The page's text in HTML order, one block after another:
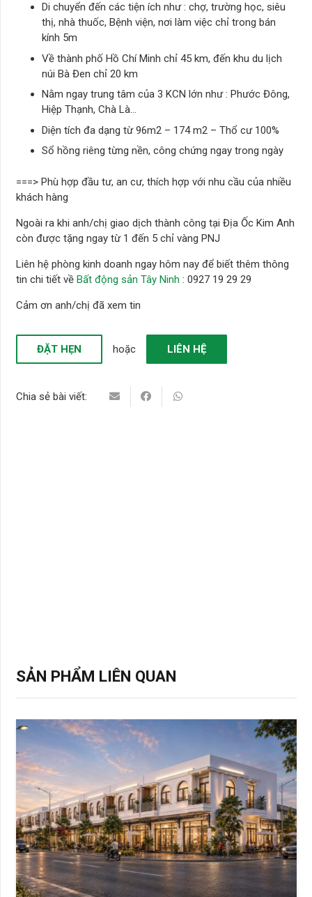
Di chuyển đến các tiện ích như : chợ, trường học, siêu
thị, nhà thuốc, Bệnh viện, nơi làm việc chỉ trong bán
kính 5m
Về thành phố Hồ Chí Minh chỉ 45 km, đến khu du lịch
núi Bà Đen chỉ 20 km
Nằm ngay trung tâm của 3 KCN lớn như : Phước Đông,
Hiệp Thạnh, Chà Là…
Diện tích đa dạng từ 96m2 – 174 m2 – Thổ cư 100%
Sổ hồng riêng từng nền, công chứng ngay trong ngày
===> Phù hợp đầu tư, an cư, thích hợp với nhu cầu của nhiều
khách hàng
Ngoài ra khi anh/chị giao dịch thành công tại Địa Ốc Kim Anh
còn được tặng ngay từ 1 đến 5 chỉ vàng PNJ
Liên hệ phòng kinh doanh ngay hôm nay để biết thêm thông
tin chi tiết về Bất động sản Tây Ninh : 0927 19 29 29
Cảm ơn anh/chị đã xem tin
ĐẶT HẸN hoặc LIÊN HỆ
Chia sẻ bài viết:
SẢN PHẨM LIÊN QUAN